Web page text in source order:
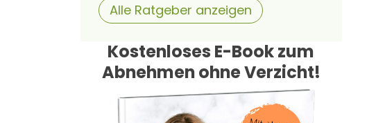
Alle Ratgeber anzeigen
Kostenloses E-Book zum
Abnehmen ohne Verzicht!